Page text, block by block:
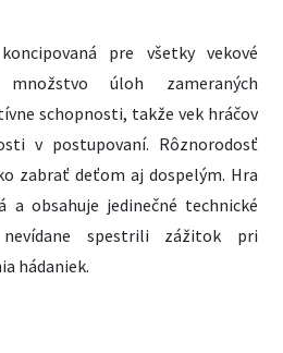
pre všetky vekové
množstvo úloh zameraných
schopnosti, takže vek hráčov
v postupovaní. Rôznorodosť
zabrať deťom aj dospelým. Hra
a obsahuje jedinečné technické
spestrili zážitok pri
hádaniek.